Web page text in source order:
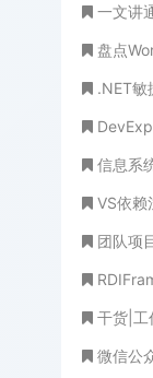
一文讲通
盘点
.NET敏捷
信息系
VS依赖
团队项
干货|工
微信公